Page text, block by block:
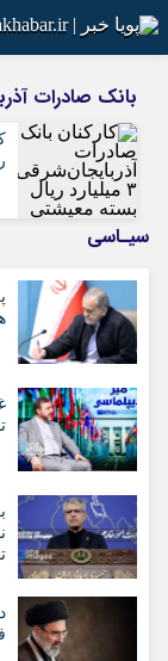
سروش
آپارات رمز عبور
بانک صادرات
سیـاسی